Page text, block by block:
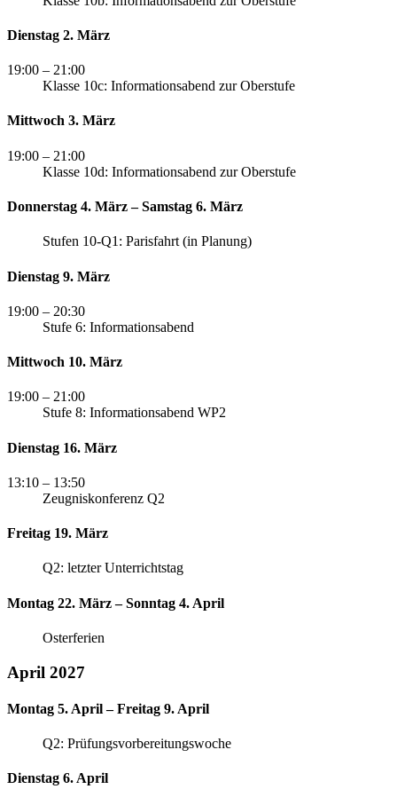
Dienstag 2. März
19:00 – 21:00
Klasse 10c: Informationsabend zur Oberstufe
Mittwoch 3. März
19:00 – 21:00
Klasse 10d: Informationsabend zur Oberstufe
Donnerstag 4. März – Samstag 6. März
Stufen 10-Q1: Parisfahrt (in Planung)
Dienstag 9. März
19:00 – 20:30
Stufe 6: Informationsabend
Mittwoch 10. März
19:00 – 21:00
Stufe 8: Informationsabend WP2
Dienstag 16. März
13:10 – 13:50
Zeugniskonferenz Q2
Freitag 19. März
Q2: letzter Unterrichtstag
Montag 22. März – Sonntag 4. April
Osterferien
April 2027
Montag 5. April – Freitag 9. April
Q2: Prüfungsvorbereitungswoche
Dienstag 6. April